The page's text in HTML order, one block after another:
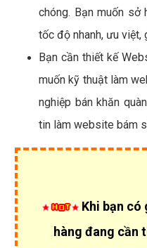
chóng. Bạn muốn sở
tốc độ nhanh, ưu việt,
Bạn cần thiết kế
muốn kỹ thuật làm
nghiệp bán khăn
tin làm website bám
Khi bạn có
hàng đang cần